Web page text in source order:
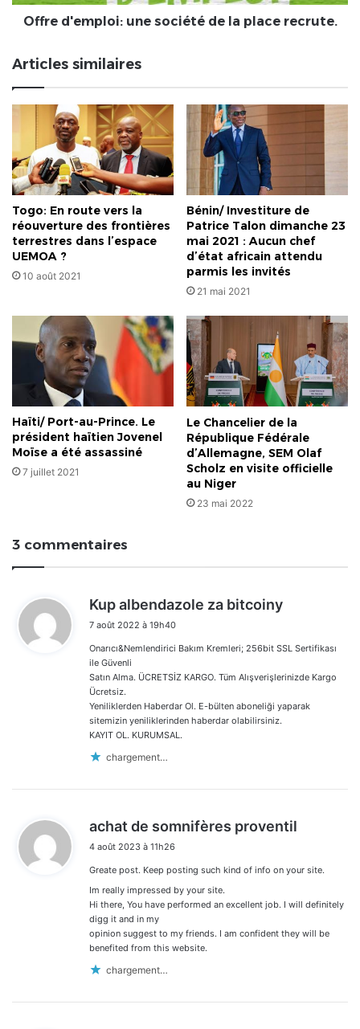
Offre d'emploi: une société de la place recrute.
Articles similaires
Togo: En route vers la
réouverture des frontières
terrestres dans l’espace
UEMOA ?
10 août 2021
Bénin/ Investiture de
Patrice Talon dimanche 23
mai 2021 : Aucun chef
d’état africain attendu
parmis les invités
21 mai 2021
Haïti/ Port-au-Prince. Le
président haïtien Jovenel
Moïse a été assassiné
7 juillet 2021
Le Chancelier de la
République Fédérale
d’Allemagne, SEM Olaf
Scholz en visite officielle
au Niger
23 mai 2022
3 commentaires
Kup albendazole za bitcoiny
7 août 2022 à 19h40
Onarıcı&Nemlendirici Bakım Kremleri; 256bit SSL Sertifikası
ile Güvenli
Satın Alma. ÜCRETSİZ KARGO. Tüm Alışverişlerinizde Kargo
Ücretsiz.
Yeniliklerden Haberdar Ol. E-bülten aboneliği yaparak
sitemizin yeniliklerinden haberdar olabilirsiniz.
KAYIT OL. KURUMSAL.
chargement…
achat de somnifères proventil
4 août 2023 à 11h26
Greate post. Keep posting such kind of info on your site.
Im really impressed by your site.
Hi there, You have performed an excellent job. I will definitely
digg it and in my
opinion suggest to my friends. I am confident they will be
benefited from this website.
chargement…